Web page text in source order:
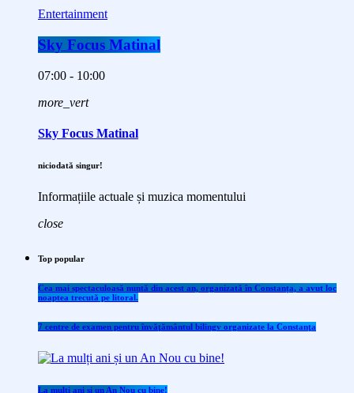
Entertainment
Sky Focus Matinal
07:00 - 10:00
more_vert
Sky Focus Matinal
niciodată singur!
Informațiile actuale și muzica momentului
close
Top popular
Cea mai spectaculoasă nuntă din acest an, organizată în Constanța, a avut loc
noaptea trecută pe litoral.
7 centre de examen pentru învăţământul bilingv organizate la Constanţa
La mulți ani și un An Nou cu bine!